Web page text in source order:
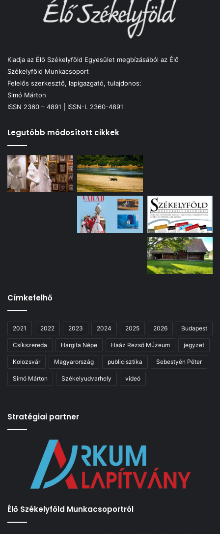
Kiadja az Élő Székelyföld Egyesület megbízásából az Élő
Székelyföld Munkacsoport
Felelős szerkesztő, lapigazgató, tulajdonos:
Simó Márton
ISSN 2360 – 4891 | ISSN-L 2360-4891
Legutóbb módosított cikkek
Címkefelhő
2021 2022 2023 2024 2025 2026 Budapest
Csíkszereda Hargita Népe Haáz Rezső Múzeum jegyzet
Kolozsvár Magyarország publicisztika Sebestyén Péter
Simó Márton Székelyudvarhely videó
Stratégiai partner
Élő Székelyföld Munkacsoportról